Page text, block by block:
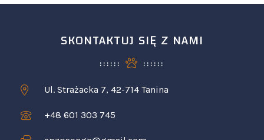
SKONTAKTUJ SIĘ Z NAMI
Ul. Strażacka 7, 42-714 Tanina
+48 601 303 745